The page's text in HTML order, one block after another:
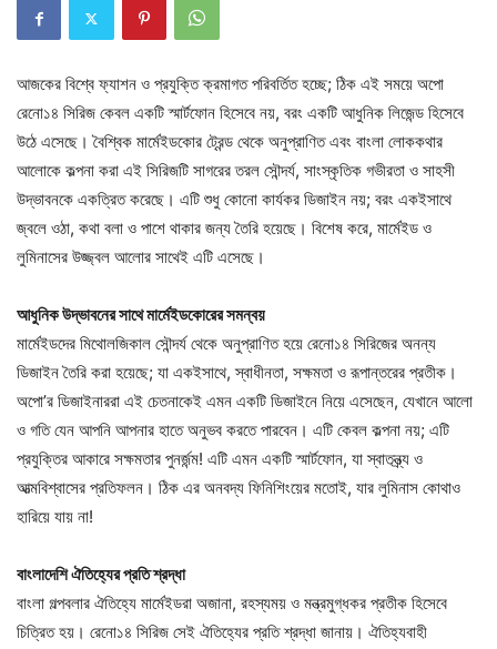
আজকের বিশ্বে ফ্যাশন ও প্রযুক্তি ক্রমাগত পরিবর্তিত হচ্ছে; ঠিক এই সময়ে অপো
রেনো১৪ সিরিজ কেবল একটি স্মার্টফোন হিসেবে নয়, বরং একটি আধুনিক লিজেন্ড হিসেবে
উঠে এসেছে। বৈশ্বিক মার্মেইডকোর ট্রেন্ড থেকে অনুপ্রাণিত এবং বাংলা লোককথার
আলোকে কল্পনা করা এই সিরিজটি সাগরের তরল সৌন্দর্য, সাংস্কৃতিক গভীরতা ও সাহসী
উদ্ভাবনকে একত্রিত করেছে। এটি শুধু কোনো কার্যকর ডিজাইন নয়; বরং একইসাথে
জ্বলে ওঠা, কথা বলা ও পাশে থাকার জন্য তৈরি হয়েছে। বিশেষ করে, মার্মেইড ও
লুমিনাসের উজ্জ্বল আলোর সাথেই এটি এসেছে।
আধুনিক উদ্ভাবনের সাথে মার্মেইডকোরের সমন্বয়
মার্মেইডদের মিথোলজিকাল সৌন্দর্য থেকে অনুপ্রাণিত হয়ে রেনো১৪ সিরিজের অনন্য
ডিজাইন তৈরি করা হয়েছে; যা একইসাথে, স্বাধীনতা, সক্ষমতা ও রূপান্তরের প্রতীক।
অপো’র ডিজাইনাররা এই চেতনাকেই এমন একটি ডিজাইনে নিয়ে এসেছেন, যেখানে আলো
ও গতি যেন আপনি আপনার হাতে অনুভব করতে পারবেন। এটি কেবল কল্পনা নয়; এটি
প্রযুক্তির আকারে সক্ষমতার পুনর্জন্ম! এটি এমন একটি স্মার্টফোন, যা স্বাতন্ত্র্য ও
আত্মবিশ্বাসের প্রতিফলন। ঠিক এর অনবদ্য ফিনিশিংয়ের মতোই, যার লুমিনাস কোথাও
হারিয়ে যায় না!
বাংলাদেশি ঐতিহ্যের প্রতি শ্রদ্ধা
বাংলা গল্পবলার ঐতিহ্যে মার্মেইডরা অজানা, রহস্যময় ও মন্ত্রমুগ্ধকর প্রতীক হিসেবে
চিত্রিত হয়। রেনো১৪ সিরিজ সেই ঐতিহ্যের প্রতি শ্রদ্ধা জানায়। ঐতিহ্যবাহী